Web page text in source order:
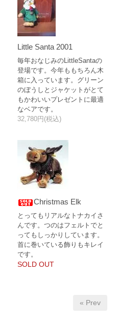
Little Santa 2001
毎年おなじみのLittleSantaの
登場です。今年ももちろん木
箱に入っています。グリーン
のぼうしとジャケットがとて
もかわいいプレゼントに最適
なベアです。
32,780円(税込)
Christmas Elk
とってもリアルなトナカイさ
んです。つのはフェルトでと
ってもしっかりしています。
首に巻いている飾りもキレイ
です。
SOLD OUT
« Prev